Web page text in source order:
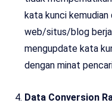
kata kunci
web/situs/blog
mengupdate kata
dengan minat
Data Conversion